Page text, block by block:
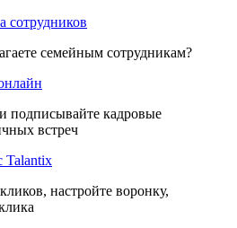
сотрудников
семейным сотрудникам?
подписывайте кадровые
встреч
Talantix
настройте воронку,